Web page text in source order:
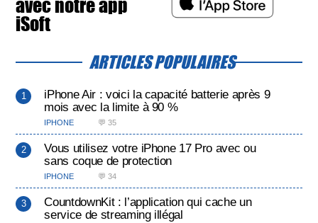
iSoft
ARTICLES POPULAIRES
iPhone Air : voici la capacité batterie après 9
mois avec la limite à 90 %
IPHONE 💬 35
Vous utilisez votre iPhone 17 Pro avec ou
sans coque de protection
IPHONE 💬 34
CountdownKit : l’application qui cache un
service de streaming illégal